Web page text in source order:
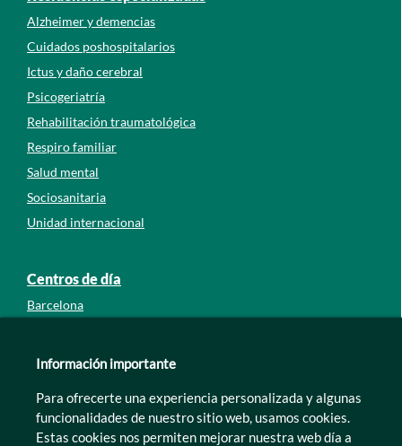
Alzheimer y demencias
Cuidados poshospitalarios
Ictus y daño cerebral
Psicogeriatría
Rehabilitación traumatológica
Respiro familiar
Salud mental
Sociosanitaria
Unidad internacional
Centros de día
Barcelona
León
Murcia
Tarragona
Información importante
Para ofrecerte una experiencia personalizada y algunas
funcionalidades de nuestro sitio web, usamos cookies.
Estas cookies nos permiten mejorar nuestra web día a